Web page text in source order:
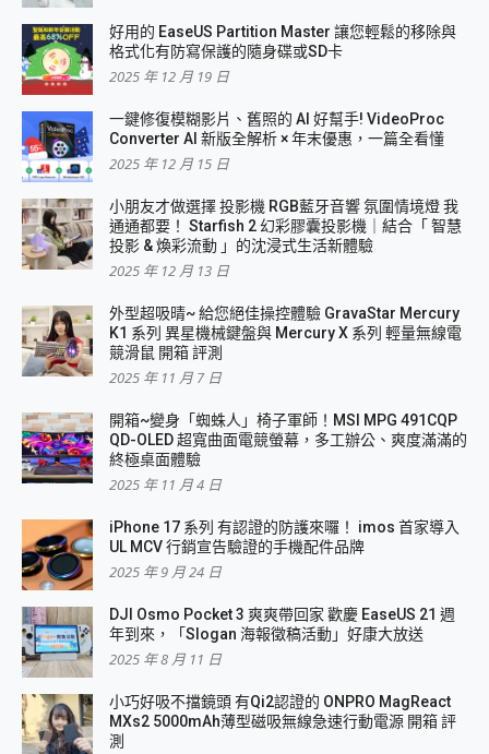
好用的 EaseUS Partition Master 讓您輕鬆的移除與
格式化有防寫保護的隨身碟或SD卡
2025 年 12 月 19 日
一鍵修復模糊影片、舊照的 AI 好幫手! VideoProc
Converter AI 新版全解析 × 年末優惠，一篇全看懂
2025 年 12 月 15 日
小朋友才做選擇 投影機 RGB藍牙音響 氛圍情境燈 我
通通都要！ Starfish 2 幻彩膠囊投影機｜結合「 智慧
投影 & 煥彩流動 」的沈浸式生活新體驗
2025 年 12 月 13 日
外型超吸晴~ 給您絕佳操控體驗 GravaStar Mercury
K1 系列 異星機械鍵盤與 Mercury X 系列 輕量無線電
競滑鼠 開箱 評測
2025 年 11 月 7 日
開箱~變身「蜘蛛人」椅子軍師！MSI MPG 491CQP
QD-OLED 超寬曲面電競螢幕，多工辦公、爽度滿滿的
終極桌面體驗
2025 年 11 月 4 日
iPhone 17 系列 有認證的防護來囉！ imos 首家導入
UL MCV 行銷宣告驗證的手機配件品牌
2025 年 9 月 24 日
DJI Osmo Pocket 3 爽爽帶回家 歡慶 EaseUS 21 週
年到來，「Slogan 海報徵稿活動」好康大放送
2025 年 8 月 11 日
小巧好吸不擋鏡頭 有Qi2認證的 ONPRO MagReact
MXs2 5000mAh薄型磁吸無線急速行動電源 開箱 評
測